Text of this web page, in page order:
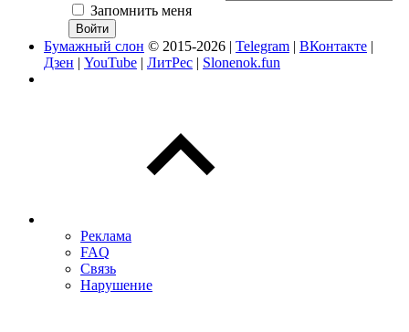
Запомнить меня
Бумажный слон © 2015-2026 | Telegram | ВКонтакте |
Дзен | YouTube | ЛитРес | Slonenok.fun
Реклама
FAQ
Связь
Нарушение